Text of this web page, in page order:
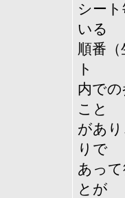
シー
いる
順番
ト
内で
こと
があ
りで
あっ
とが